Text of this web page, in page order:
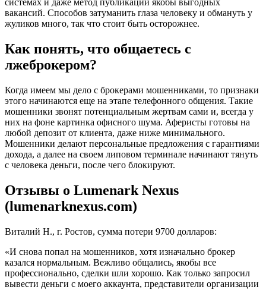
системах и даже метод публикации якобы выгодных
вакансий. Способов затуманить глаза человеку и обмануть у
жуликов много, так что стоит быть осторожнее.
Как понять, что общаетесь с
лжеброкером?
Когда имеем мы дело с брокерами мошенниками, то признаки
этого начинаются еще на этапе телефонного общения. Такие
мошенники звонят потенциальным жертвам сами и, всегда у
них на фоне картинка офисного шума. Аферисты готовы на
любой депозит от клиента, даже ниже минимального.
Мошенники делают персональные предложения с гарантиями
дохода, а далее на своем липовом терминале начинают тянуть
с человека деньги, после чего блокируют.
Отзывы о Lumenark Nexus
(lumenarknexus.com)
Виталий Н., г. Ростов, сумма потери 9700 долларов:
«И снова попал на мошенников, хотя изначально брокер
казался нормальным. Вежливо общались, якобы все
профессионально, сделки шли хорошо. Как только запросил
вывести деньги с моего аккаунта, представители организации